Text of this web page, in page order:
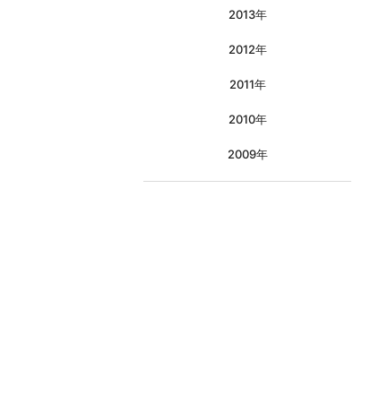
2013年
2012年
2011年
2010年
2009年